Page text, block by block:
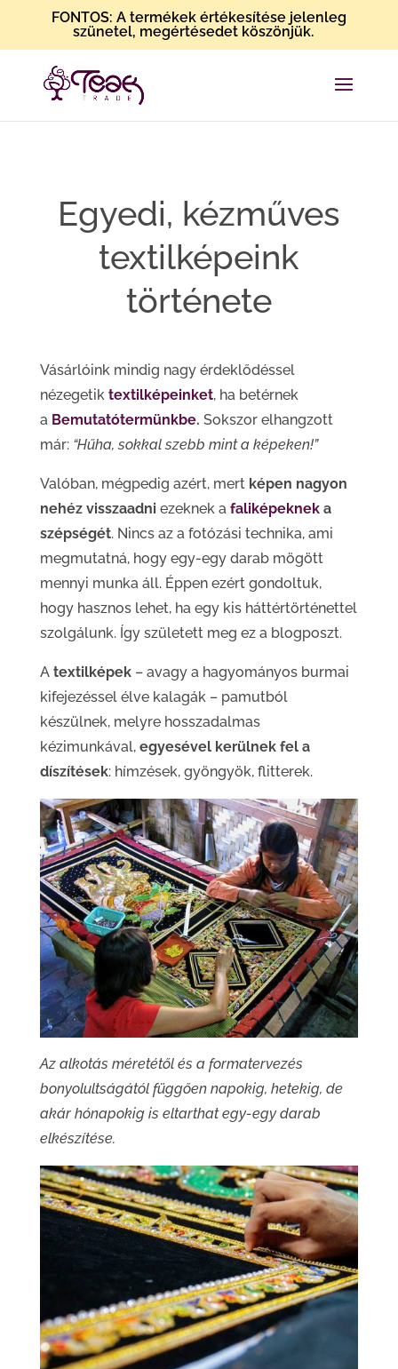
FONTOS: A termékek értékesítése jelenleg
szünetel, megértésedet köszönjük.
Egyedi, kézműves
textilképeink
története
Vásárlóink mindig nagy érdeklődéssel
nézegetik textilképeinket, ha betérnek
a Bemutatótermünkbe. Sokszor elhangzott
már: “Hűha, sokkal szebb mint a képeken!”
Valóban, mégpedig azért, mert képen nagyon
nehéz visszaadni ezeknek a faliképekneka
szépségét. Nincs az a fotózási technika, ami
megmutatná, hogy egy-egy darab mögött
mennyi munka áll. Éppen ezért gondoltuk,
hogy hasznos lehet, ha egy kis háttértörténettel
szolgálunk. Így született meg ez a blogposzt.
A textilképek– avagy a hagyományos burmai
kifejezéssel élve kalagák – pamutból
készülnek, melyre hosszadalmas
kézimunkával, egyesével kerülnek fel a
díszítések: hímzések, gyöngyök, flitterek.
Az alkotás méretétől és a formatervezés
bonyolultságától függően napokig, hetekig, de
akár hónapokig is eltarthat egy-egy darab
elkészítése.